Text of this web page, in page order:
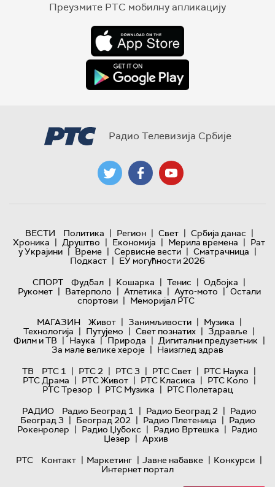
Преузмите РТС мобилну апликацију
Радио Телевизија Србије
ВЕСТИ Политика | Регион | Свет | Србија данас |
Хроника | Друштво | Економија | Мерила времена | Рат
у Украјини | Време | Сервисне вести | Сматрачница |
Подкаст | ЕУ могућности 2026
СПОРТ
Фудбал | Кошарка | Тенис | Одбојка |
Рукомет | Ватерполо | Атлетика | Ауто-мото | Остали
спортови | Меморијал РТС
МАГАЗИН
Живот | Занимљивости | Музика |
Технологијa | Путујемо | Свет познатих | Здравље |
Филм и ТВ | Наука | Природа | Дигитални предузетник |
За мале велике хероје | Наизглед здрав
ТВ
РТС 1 | РТС 2 | РТС 3 | РТС Свет | РТС Наука |
РТС Драма | РТС Живот | РТС Класика | РТС Коло |
РТС Трезор | РТС Музика | РТС Полетарац
РАДИО
Радио Београд 1 | Радио Београд 2 | Радио
Београд 3 | Београд 202 | Радио Плетеница | Радио
Рокенролер | Радио Џубокс | Радио Вртешка | Радио
Џезер | Архив
РТС
Контакт | Маркетинг | Јавне набавке | Конкурси |
Интернет портал